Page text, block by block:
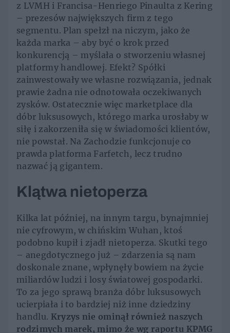
z LVMH i Francisa-Henriego Pinaulta z Kering
– prezesów największych firm z tego
segmentu. Plan spełzł na niczym, jako że
każda marka – aby być o krok przed
konkurencją – myślała o stworzeniu własnej
platformy handlowej. Efekt? Spółki
zainwestowały we własne rozwiązania, jednak
prawie żadna nie odnotowała oczekiwanych
zysków. Ostatecznie więc marketplace dla
dóbr luksusowych, którego marka urosłaby w
siłę i zakorzeniła się w świadomości klientów,
nie powstał. Na Zachodzie funkcjonuje co
prawda platforma Farfetch, lecz trudno
nazwać ją gigantem.
Klątwa nietoperza
Kilka lat później, na innym targu, bynajmniej
nie cyfrowym, w chińskim Wuhan, ktoś
podobno kupił i zjadł nietoperza. Skutki tego
– anegdotycznego już – zdarzenia są nam
doskonale znane, wpłynęły bowiem na życie
miliardów ludzi i losy światowej gospodarki.
To za jego sprawą branża dóbr luksusowych
ucierpiała i to bardziej niż inne dziedziny
handlu. Kryzys nie ominął również naszych
rodzimych marek, mimo że wg raportu KPMG